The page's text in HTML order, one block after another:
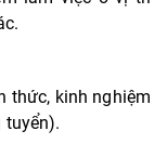
thức, kinh nghiệm
tuyển).